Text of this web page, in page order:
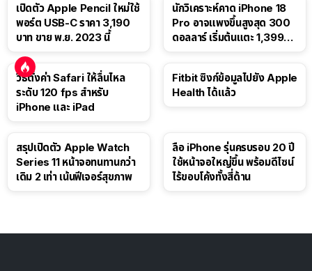
เปิดตัว Apple Pencil ใหม่ใช้
พอร์ต USB-C ราคา 3,190
บาท ขาย พ.ย. 2023 นี้
นักวิเคราะห์คาด iPhone 18
Pro อาจแพงขึ้นสูงสุด 300
ดอลลาร์ เริ่มต้นแตะ 1,399
วิธีตั้งค่า Safari ให้ลื่นไหล
ระดับ 120 fps สำหรับ
iPhone และ iPad
Fitbit ซิงก์ข้อมูลไปยัง Apple
Health ได้แล้ว
สรุปเปิดตัว Apple Watch
Series 11 หน้าจอทนทานกว่า
เดิม 2 เท่า เน้นฟีเจอร์สุขภาพ
ลือ iPhone รุ่นครบรอบ 20 ปี
ใช้หน้าจอใหญ่ขึ้น พร้อมดีไซน์
ไร้ขอบโค้งทั้งสี่ด้าน